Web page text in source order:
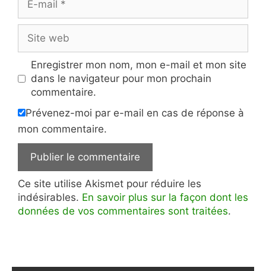
mail
web
Enregistrer mon nom, mon e-mail et mon site
dans le navigateur pour mon prochain
commentaire.
Prévenez-moi par e-mail en cas de réponse à
mon commentaire.
Ce site utilise Akismet pour réduire les
indésirables. En savoir plus sur la façon dont les
données de vos commentaires sont traitées.